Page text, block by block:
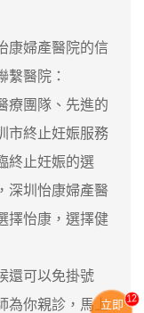
婦產醫院的信
繫醫院：
團隊、先進的
市終止妊娠服務
終止妊娠的選
深圳怡康婦產醫
擇怡康，選擇健
可以免掛號
為你親診，馬上立即 11